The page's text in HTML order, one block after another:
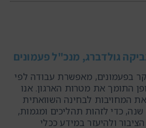
גולדברג, מנכ"ל פעמונים
בפעמונים, מאפשרת עבודה לפי
התומך את מטרות הארגון. אנו
המחויבות לבחינה השוואתית
כדי לזהות תהליכים ומגמות,
ולהיעזר במידע ככלי